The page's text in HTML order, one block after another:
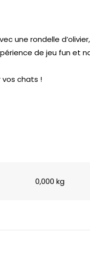
une rondelle
de jeu fun et
vos chats !
0,000 kg